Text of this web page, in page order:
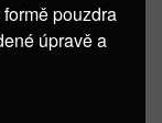
pouzdra
úpravě a